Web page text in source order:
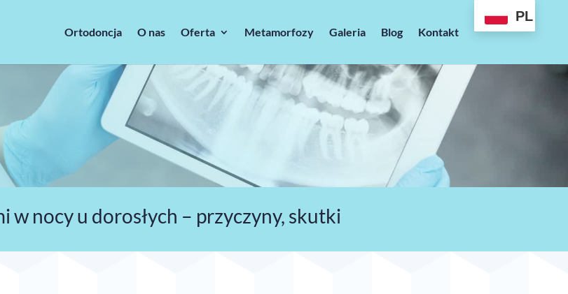
Ortodoncja O nas Oferta Metamorfozy Galeria Blog Kontakt
PL
w nocy u dorosłych – przyczyny, skutki